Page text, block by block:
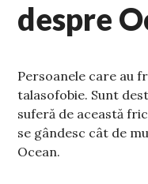
despre
Persoanele care au
talasofobie. Sunt
suferă de această
se gândesc cât de
Ocean.